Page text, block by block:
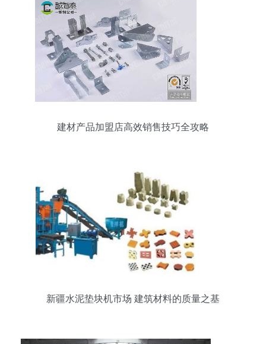
建材产品加盟店高效销售技巧全攻略
新疆水泥垫块机市场 建筑材料的质量之基